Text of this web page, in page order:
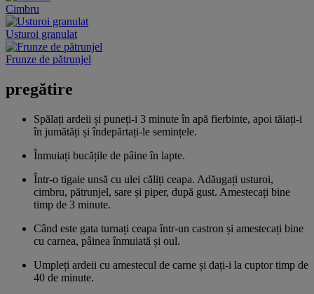
Cimbru
Usturoi granulat
Frunze de pătrunjel
pregătire
Spălați ardeii și puneți-i 3 minute în apă fierbinte, apoi tăiați-i
în jumătăți și îndepărtați-le semințele.
Înmuiați bucățile de pâine în lapte.
Într-o tigaie unsă cu ulei căliți ceapa. Adăugați usturoi,
cimbru, pătrunjel, sare și piper, după gust. Amestecați bine
timp de 3 minute.
Când este gata turnați ceapa într-un castron și amestecați bine
cu carnea, pâinea înmuiată și oul.
Umpleți ardeii cu amestecul de carne și dați-i la cuptor timp de
40 de minute.